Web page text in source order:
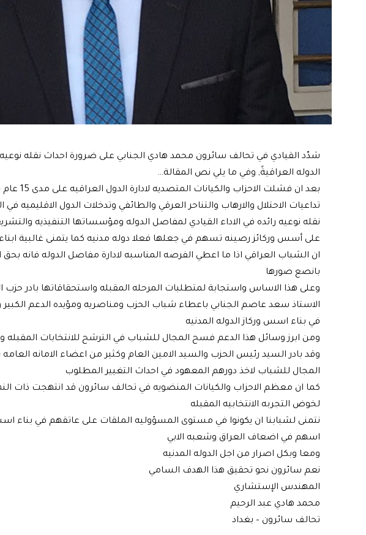
شدّد القيادي في تحالف سائرون محمد هادي الجنابي على ضرورة احداث نقله نوعيه
الدوله العراقيةً, وفي ما يلي نص المقالة…
بعد ان
تداعيات الاحتلال والارهاب والتناحر العرقي والطائفي وتدخلات الدول الاقليميه في
نقله نوعيه رائده في الاداء القيادي لمفاصل الدوله ومؤسساتها التنفيذيه
على أسس وركائز رصينه تسهم في جعلها فعلا دوله مدنيه كما يتمنى غالبية
ان الشباب العراقي اذا ما اعطي الفرصه المناسبه لادارة مفاصل الدوله فانه بحق
بانصع صورها
وعلى هذا الاساس واستجابة لمتطلبات المرحله المقبله واستحقاقاتها بادر حزب
الاستاذ سعد عاصم الجنابي باعطاء شباب الحزب ومناصريه ومؤيده الدعم
في بناء اسس وركاز الدوله المدنيه
ومن ابرز وسائل هذا الدعم فسح المجال للشباب في الترشح للانتخابات المقبله
وقد بادر السيد رئيس الحزب والسيد الامين العام وكثير من اعضاء الامانه
المجال للشباب لاخذ دورهم المعهود في احداث التغيير المطلوب
كما ان معظم الاحزاب والكيانات المنضويه في تحالف سائرون قد انتهجت ذات
لخوض التجربه الانتخابيه المقبله
نتمنى لشبابنا ان يكونوا في مستوى المسؤوليه الملقات على عاتقهم في بناء
اسهم في اضعاف العراق وشعبه الابي
ومعا وبكل اصرار من اجل الدوله المدنيه
نعم سائرون نحو تحقيق هذا الهدف السامي
المهندس الإستشاري
محمد هادي عبد الرحيم
تحالف سائرون – بغداد